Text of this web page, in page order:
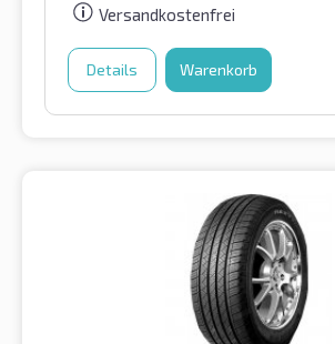
Versandkostenfrei
Details Warenkorb